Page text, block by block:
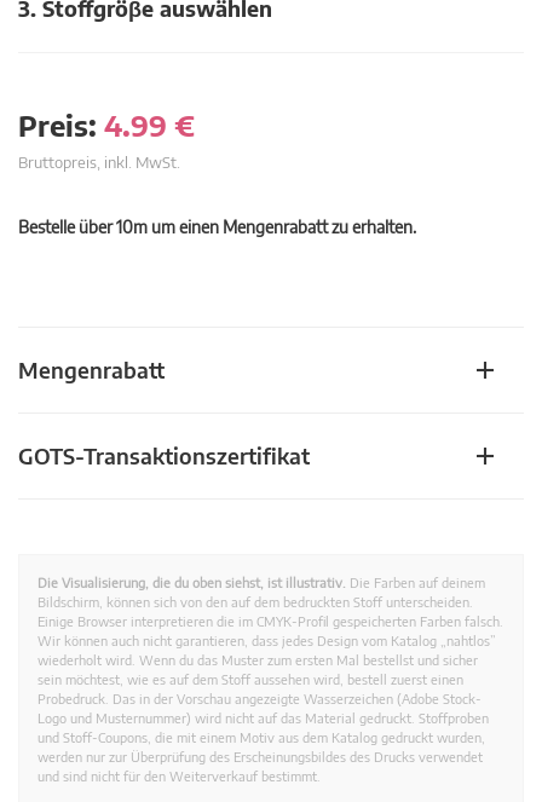
3. Stoffgröβe auswählen
Preis: 4.99 €
Bruttopreis, inkl. MwSt.
Bestelle über 10m um einen Mengenrabatt zu erhalten.
Mengenrabatt
GOTS-Transaktionszertifikat
Die Visualisierung, die du oben siehst, ist illustrativ. Die Farben auf deinem
Bildschirm, können sich von den auf dem bedruckten Stoff unterscheiden.
Einige Browser interpretieren die im CMYK-Profil gespeicherten Farben falsch.
Wir können auch nicht garantieren, dass jedes Design vom Katalog „nahtlos”
wiederholt wird. Wenn du das Muster zum ersten Mal bestellst und sicher
sein möchtest, wie es auf dem Stoff aussehen wird, bestell zuerst einen
Probedruck. Das in der Vorschau angezeigte Wasserzeichen (Adobe Stock-
Logo und Musternummer) wird nicht auf das Material gedruckt. Stoffproben
und Stoff-Coupons, die mit einem Motiv aus dem Katalog gedruckt wurden,
werden nur zur Überprüfung des Erscheinungsbildes des Drucks verwendet
und sind nicht für den Weiterverkauf bestimmt.